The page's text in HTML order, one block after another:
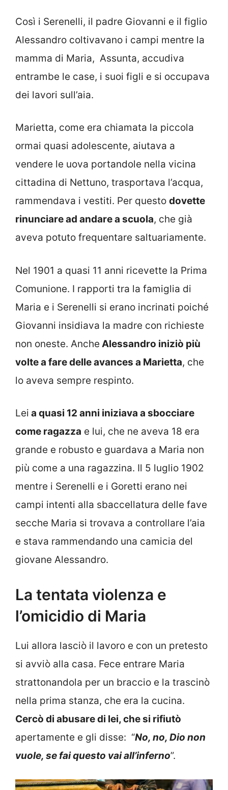
Così i Serenelli, il padre Giovanni e il figlio
Alessandro coltivavano i campi mentre la
mamma di Maria, Assunta, accudiva
entrambe le case, i suoi figli e si occupava
dei lavori sull’aia.
Marietta, come era chiamata la piccola
ormai quasi adolescente, aiutava a
vendere le uova portandole nella vicina
cittadina di Nettuno, trasportava l’acqua,
rammendava i vestiti. Per questo dovette
rinunciare ad andare a scuola, che già
aveva potuto frequentare saltuariamente.
Nel 1901 a quasi 11 anni ricevette la Prima
Comunione. I rapporti tra la famiglia di
Maria e i Serenelli si erano incrinati poiché
Giovanni insidiava la madre con richieste
non oneste. Anche Alessandro iniziò più
volte a fare delle avances a Marietta, che
lo aveva sempre respinto.
Lei a quasi 12 anni iniziava a sbocciare
come ragazza e lui, che ne aveva 18 era
grande e robusto e guardava a Maria non
più come a una ragazzina. Il 5 luglio 1902
mentre i Serenelli e i Goretti erano nei
campi intenti alla sbaccellatura delle fave
secche Maria si trovava a controllare l’aia
e stava rammendando una camicia del
giovane Alessandro.
La tentata violenza e
l’omicidio di Maria
Lui allora lasciò il lavoro e con un pretesto
si avviò alla casa. Fece entrare Maria
strattonandola per un braccio e la trascinò
nella prima stanza, che era la cucina.
Cercò di abusare di lei, che si rifiutò
apertamente e gli disse: “No, no, Dio non
vuole, se fai questo vai all’inferno”.